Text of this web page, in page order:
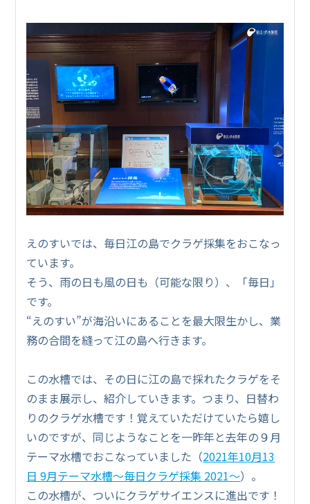
えのすいでは、毎日江の島でクラゲ採集をおこなっ
ています。
そう、雨の日も風の日も（可能な限り）、「毎日」
です。
“えのすい”が海沿いにあることを最大限生かし、業
務の合間を縫って江の島へ行きます。
この水槽では、その日に江の島で採れたクラゲをそ
のまま展示し、紹介していきます。つまり、日替わ
りのクラゲ水槽です！覚えていただけていたら嬉し
いのですが、同じようなことを一昨年と去年の９月
テーマ水槽でおこなっていました（2021年10月13
日 9月テーマ水槽～毎日クラゲ採集 2021～）。
この水槽が、ついにクラゲサイエンスに進出です！